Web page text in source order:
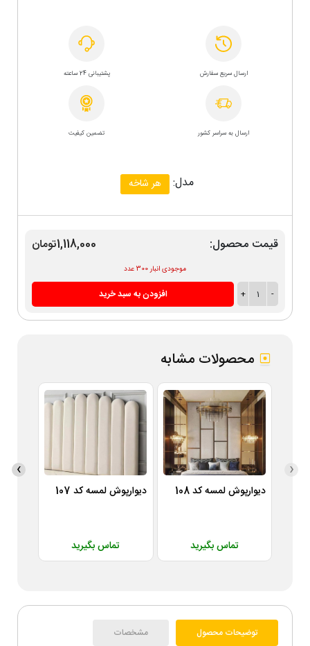
ارسال سریع سفارش پشتیبانی 24 ساعته
ارسال به سراسر کشور تضمین کیفیت
مدل: هر شاخه
قیمت محصول: 1,118,000تومان
موجودی انبار 300 عدد
-
1
+ افزودن به سبد خرید
محصولات مشابه
دیوارپوش لمسه کد 108
تماس بگیرید
دیوارپوش لمسه کد 107
تماس بگیرید
‹
›
توضیحات محصول مشخصات